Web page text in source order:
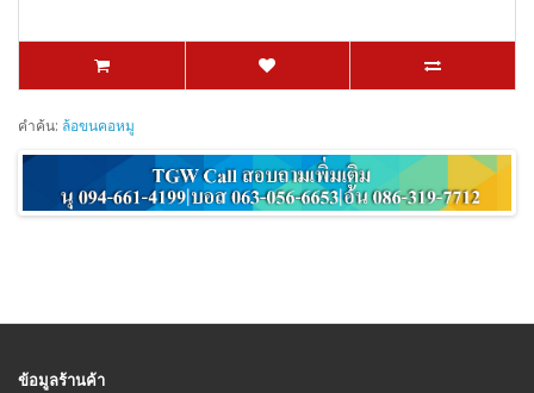
คำค้น: ล้อขนคอหมู
ข้อมูลร้านค้า